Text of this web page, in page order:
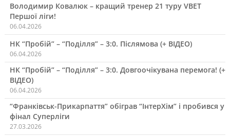
Володимир Ковалюк – кращий тренер 21 туру VBET
Першої ліги!
06.04.2026
НК “Пробій” – “Поділля” – 3:0. Післямова (+ ВІДЕО)
06.04.2026
НК “Пробій” – “Поділля” – 3:0. Довгоочікувана перемога! (+
ВІДЕО)
06.04.2026
“Франківськ-Прикарпаття” обіграв “ІнтерХім” і пробився у
фінал Суперліги
27.03.2026